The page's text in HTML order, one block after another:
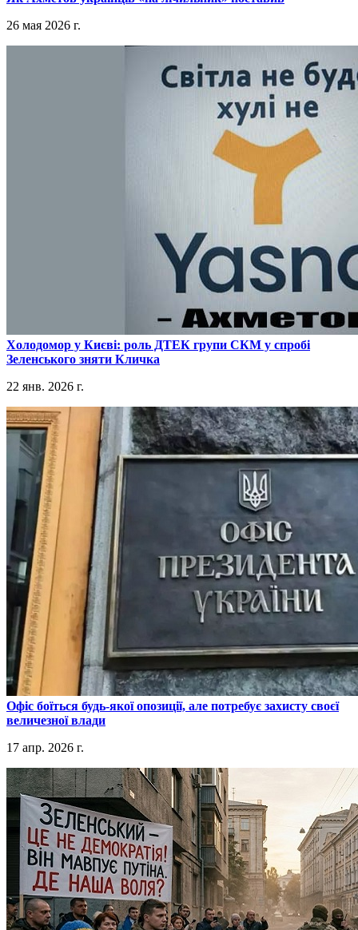
26 мая 2026 г.
​Холодомор у Києві: роль ДТЕК групи СКМ у спробі
Зеленського зняти Кличка
22 янв. 2026 г.
​Офіс боїться будь-якої опозиції, але потребує захисту своєї
величезної влади
17 апр. 2026 г.